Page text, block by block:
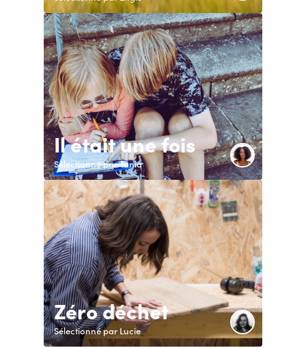
Il était une fois
Sélectionné par Tania
Zéro déchet
Sélectionné par Lucie